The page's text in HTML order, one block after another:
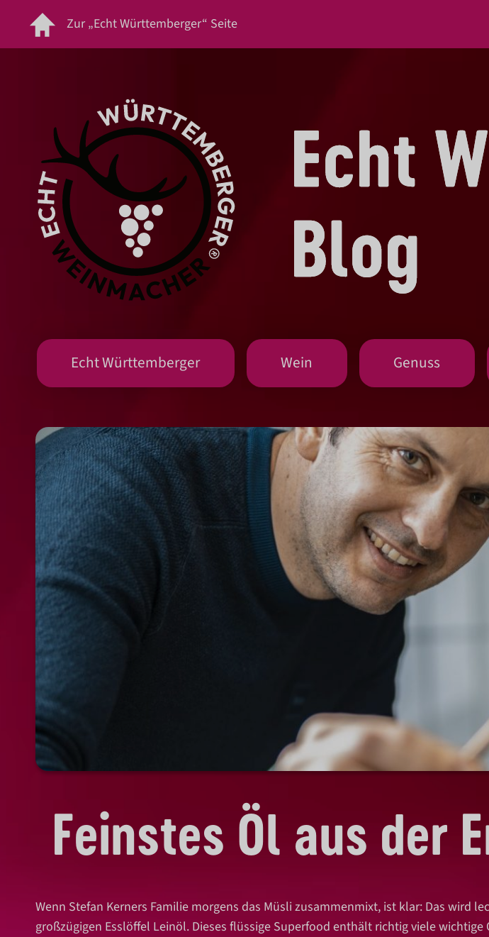
Zur „Echt Württemberger“ Seite
Echt Württemberger Wein Genuss
Feinstes Öl aus der
Wenn Stefan Kerners Familie morgens das Müsli zusammenmixt, ist klar: Das wird
großzügigen Esslöffel Leinöl. Dieses flüssige Superfood enthält richtig viele